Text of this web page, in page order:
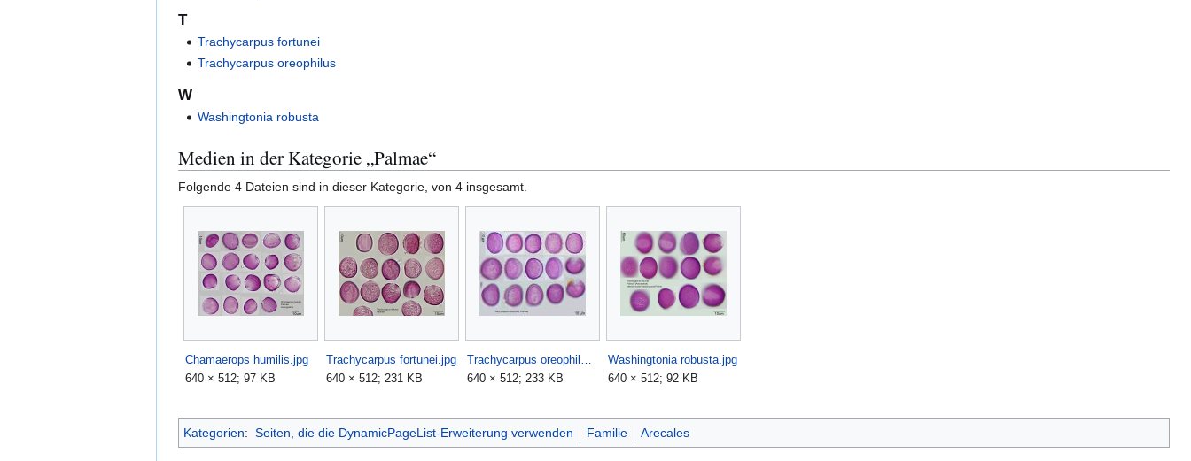
T
Trachycarpus fortunei
Trachycarpus oreophilus
W
Washingtonia robusta
Medien in der Kategorie „Palmae“
Folgende 4 Dateien sind in dieser Kategorie, von 4 insgesamt.
Chamaerops humilis.jpg
640 × 512; 97 KB
Trachycarpus fortunei.jpg
640 × 512; 231 KB
Trachycarpus oreophilus.jpg
640 × 512; 233 KB
Washingtonia robusta.jpg
640 × 512; 92 KB
Kategorien: Seiten, die die DynamicPageList-Erweiterung verwenden Familie Arecales